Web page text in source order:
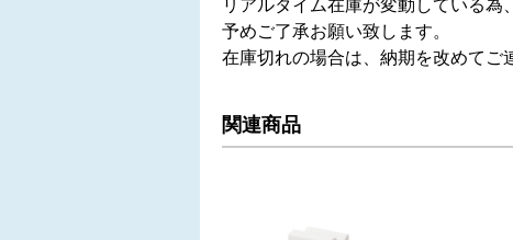
リアルタイム在庫が変動している為
予めご了承お願い致します。
在庫切れの場合は、納期を改めてご
関連商品